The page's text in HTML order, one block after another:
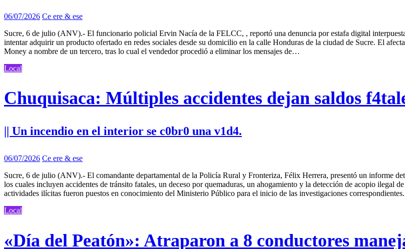
06/07/2026 Ce ere & ese
Sucre, 6 de julio (ANV).- El funcionario policial Ervin Nacía de la FELCC, , reportó una denuncia por estafa digital
intentar adquirir un producto ofertado en redes sociales desde su domicilio en la calle Honduras de la ciudad de Sucre. El
Money a nombre de un tercero, tras lo cual el vendedor procedió a eliminar los mensajes de…
Local
Chuquisaca: Múltiples accidentes dejan saldos
|| Un incendio en el interior se c0br0 una v1d4.
06/07/2026 Ce ere & ese
Sucre, 6 de julio (ANV).- El comandante departamental de la Policía Rural y Fronteriza, Félix Herrera, presentó un informe
los cuales incluyen accidentes de tránsito fatales, un deceso por quemaduras, un ahogamiento y la detección de acopio ilegal
actividades ilícitas fueron puestos en conocimiento del Ministerio Público para el inicio de las investigaciones
Local
«Día del Peatón»: Atraparon a 8 conductores